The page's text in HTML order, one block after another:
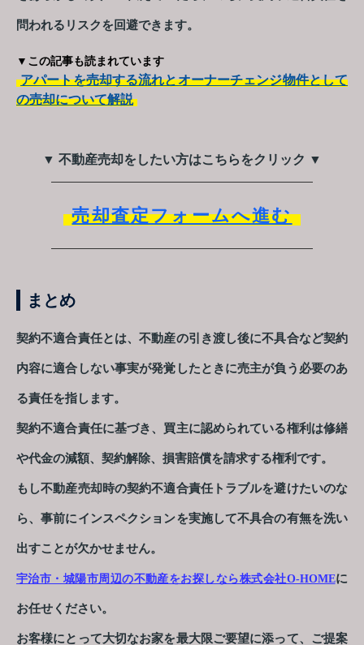
問われるリスクを回避できます。
▼この記事も読まれています
アパートを売却する流れとオーナーチェンジ物件として
の売却について解説
▼ 不動産売却をしたい方はこちらをクリック ▼
売却査定フォームへ進む
まとめ
契約不適合責任とは、不動産の引き渡し後に不具合など契約
内容に適合しない事実が発覚したときに売主が負う必要のあ
る責任を指します。
契約不適合責任に基づき、買主に認められている権利は修繕
や代金の減額、契約解除、損害賠償を請求する権利です。
もし不動産売却時の契約不適合責任トラブルを避けたいのな
ら、事前にインスペクションを実施して不具合の有無を洗い
出すことが欠かせません。
宇治市・城陽市周辺の不動産をお探しなら株式会社O-HOMEに
お任せください。
お客様にとって大切なお家を最大限ご要望に添って、ご提案